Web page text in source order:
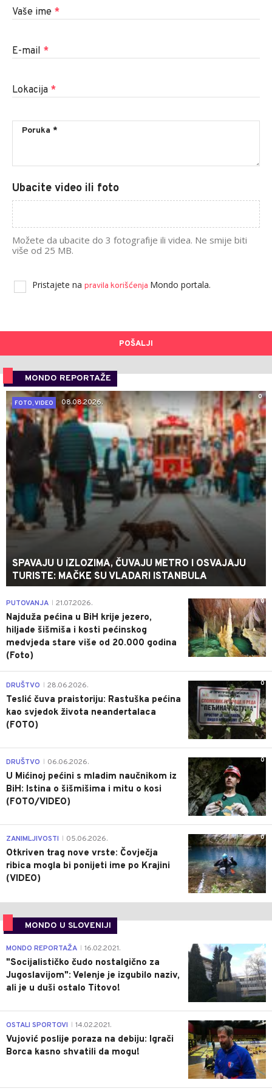
Vaše ime *
E-mail *
Lokacija *
Ubacite video ili foto
Možete da ubacite do 3 fotografije ili videa. Ne smije biti
više od 25 MB.
Pristajete na pravila korišćenja Mondo portala.
POŠALJI
MONDO REPORTAŽE
0
FOTO, VIDEO
08.08.2026.
SPAVAJU U IZLOZIMA, ČUVAJU METRO I OSVAJAJU
TURISTE: MAČKE SU VLADARI ISTANBULA
0
PUTOVANJA 21.07.2026.
Najduža pećina u BiH krije jezero,
hiljade šišmiša i kosti pećinskog
medvjeda stare više od 20.000 godina
(Foto)
0
DRUŠTVO 28.06.2026.
Teslić čuva praistoriju: Rastuška pećina
kao svjedok života neandertalaca
(FOTO)
0
DRUŠTVO 06.06.2026.
U Mićinoj pećini s mladim naučnikom iz
BiH: Istina o šišmišima i mitu o kosi
(FOTO/VIDEO)
0
ZANIMLJIVOSTI 05.06.2026.
Otkriven trag nove vrste: Čovječja
ribica mogla bi ponijeti ime po Krajini
(VIDEO)
MONDO U SLOVENIJI
4
MONDO REPORTAŽA 16.02.2021.
"Socijalističko čudo nostalgično za
Jugoslavijom": Velenje je izgubilo naziv,
ali je u duši ostalo Titovo!
1
OSTALI SPORTOVI 14.02.2021.
Vujović poslije poraza na debiju: Igrači
Borca kasno shvatili da mogu!